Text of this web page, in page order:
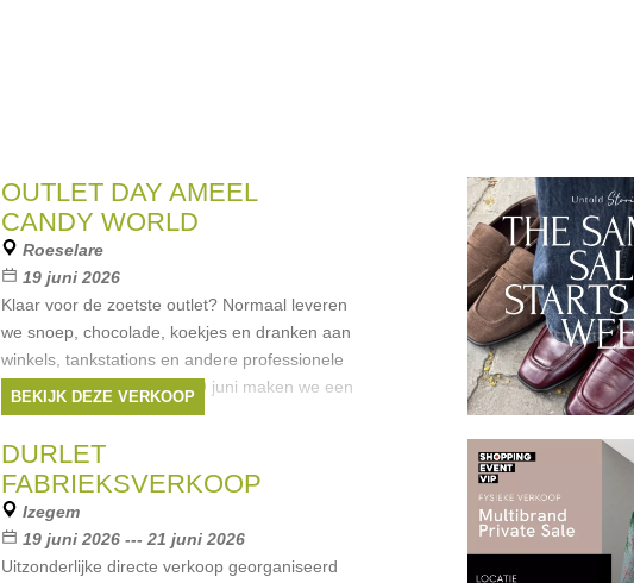
OUTLET DAY AMEEL
CANDY WORLD
Roeselare
19 juni 2026
Klaar voor de zoetste outlet? Normaal leveren
we snoep, chocolade, koekjes en dranken aan
winkels, tankstations en andere professionele
klanten. Maar op vrijdag 19 juni maken we een
uitzondering.
BEKIJK DEZE VERKOOP
DURLET
FABRIEKSVERKOOP
Izegem
19 juni 2026 --- 21 juni 2026
Uitzonderlijke directe verkoop georganiseerd